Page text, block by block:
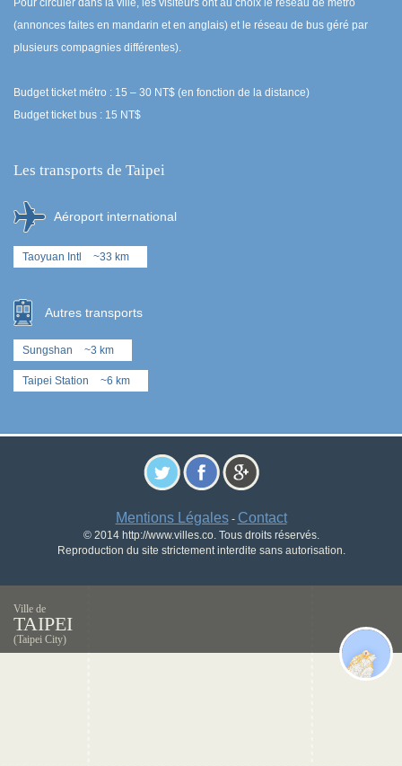
Pour circuler dans la ville, les visiteurs ont au choix le réseau de métro
(annonces faites en mandarin et en anglais) et le réseau de bus géré par
plusieurs compagnies différentes).
Budget ticket métro : 15 – 30 NT$ (en fonction de la distance)
Budget ticket bus : 15 NT$
Les transports de Taipei
Aéroport international
Taoyuan Intl ~33 km
Autres transports
Sungshan ~3 km
Taipei Station ~6 km
Mentions Légales- Contact
© 2014 http://www.villes.co. Tous droits réservés.
Reproduction du site strictement interdite sans autorisation.
Ville de
TAIPEI
(Taipei City)